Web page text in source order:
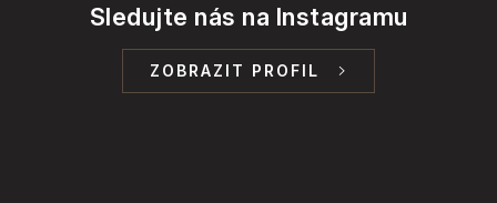
Sledujte nás na Instagramu
ZOBRAZIT PROFIL